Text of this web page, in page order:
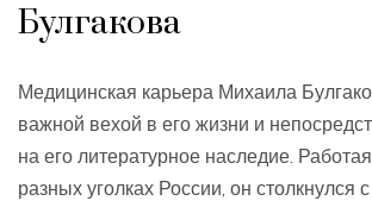
Булгакова
Медицинская карьера Михаила
важной вехой в его жизни и
на его литературное наследие.
разных уголках России, он столкнулся